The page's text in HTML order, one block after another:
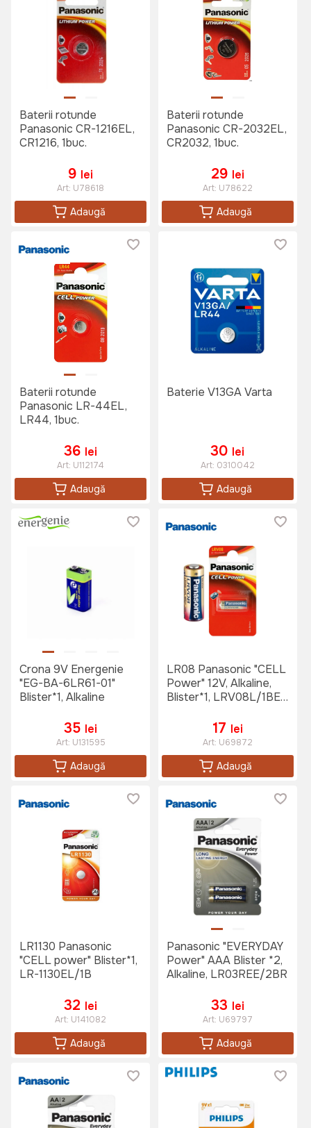
Baterii rotunde
Panasonic CR-1216EL,
CR1216, 1buc.
9 lei
Art: U78618
Adaugă
Baterii rotunde
Panasonic CR-2032EL,
CR2032, 1buc.
29 lei
Art: U78622
Adaugă
Baterii rotunde
Panasonic LR-44EL,
LR44, 1buc.
36 lei
Art: U112174
Adaugă
Baterie V13GA Varta
30 lei
Art: 0310042
Adaugă
Crona 9V Energenie
"EG-BA-6LR61-01"
Blister*1, Alkaline
35 lei
Art: U131595
Adaugă
LR08 Panasonic "CELL
Power" 12V, Alkaline,
Blister*1, LRV08L/1BE,
17 lei
Art: U69872
Adaugă
LR1130 Panasonic
"CELL power" Blister*1,
LR-1130EL/1B
32 lei
Art: U141082
Adaugă
Panasonic "EVERYDAY
Power" AAA Blister *2,
Alkaline, LR03REE/2BR
33 lei
Art: U69797
Adaugă